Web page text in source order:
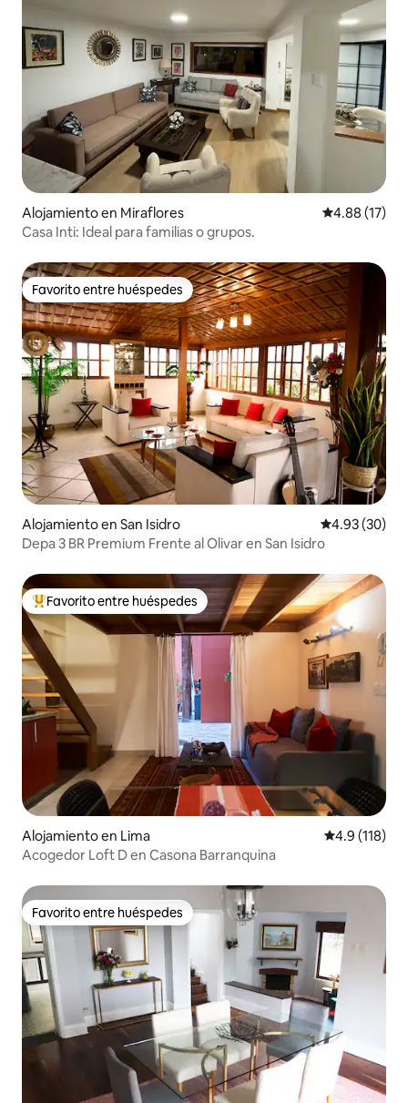
Alojamiento en Miraflores Calificación
4.88 (17)
Casa Inti: Ideal para familias o grupos.
Favorito entre huéspedes
Favorito entre huéspedes
Alojamiento en San Isidro Calificación
4.93 (30)
Depa 3 BR Premium Frente al Olivar en San Isidro
Favorito entre huéspedes preferido
Favorito entre huéspedes
Alojamiento en Lima Calificación
4.9 (118)
Acogedor Loft D en Casona Barranquina
Favorito entre huéspedes
Favorito entre huéspedes